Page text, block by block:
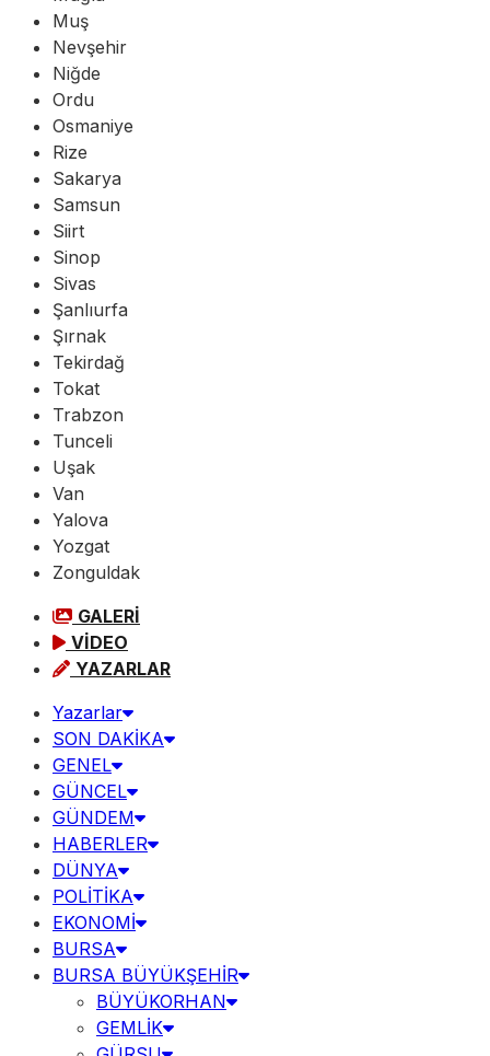
Muş
Nevşehir
Niğde
Ordu
Osmaniye
Rize
Sakarya
Samsun
Siirt
Sinop
Sivas
Şanlıurfa
Şırnak
Tekirdağ
Tokat
Trabzon
Tunceli
Uşak
Van
Yalova
Yozgat
Zonguldak
GALERİ
VİDEO
YAZARLAR
Yazarlar
SON DAKİKA
GENEL
GÜNCEL
GÜNDEM
HABERLER
DÜNYA
POLİTİKA
EKONOMİ
BURSA
BURSA BÜYÜKŞEHİR
BÜYÜKORHAN
GEMLİK